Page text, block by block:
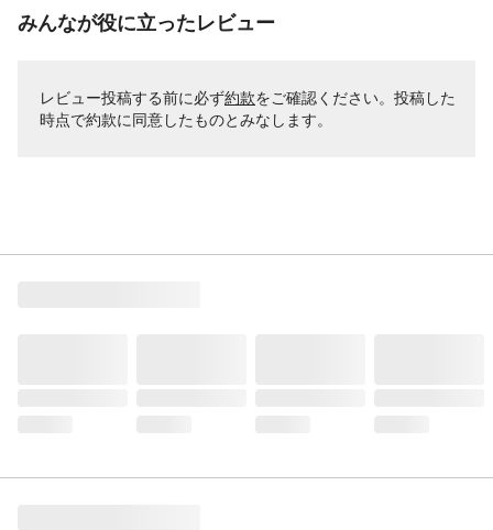
みんなが役に立ったレビュー
レビュー投稿する前に必ず約款をご確認ください。投稿した
時点で約款に同意したものとみなします。